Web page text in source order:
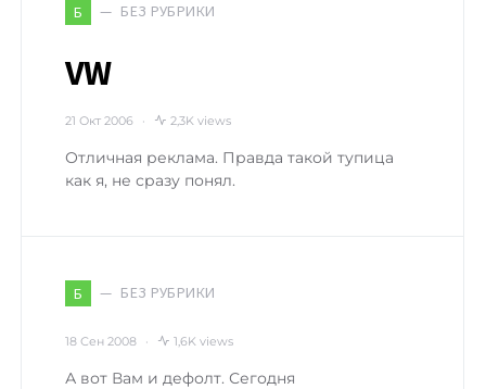
Б БЕЗ РУБРИКИ
VW
21 Окт 2006 2,3K views
Отличная реклама. Правда такой тупица
как я, не сразу понял.
Б БЕЗ РУБРИКИ
18 Сен 2008 1,6K views
А вот Вам и дефолт. Сегодня